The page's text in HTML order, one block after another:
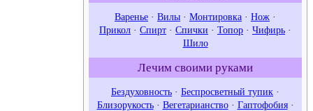
Варенье · Вилы · Монтировка · Нож ·
Прикол · Спирт · Спички · Топор · Чифирь ·
Шило
Лечим своими руками
Бездуховность · Беспросветный тупик ·
Близорукость· Вегетарианство· Гаптофобия·